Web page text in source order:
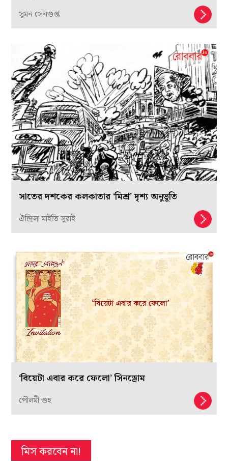
সুমন সেনগুপ্ত
সাতের দশকের কলকাতার ‘মিশ্র’ দৃশ্য অনুভূতি
ঐন্দ্রিলা মাইতি সুরাই
‘বিয়েটা এবার করে ফেলো’ সিনড্রোম
পৌলমী গুহ
মিস করবেন না!